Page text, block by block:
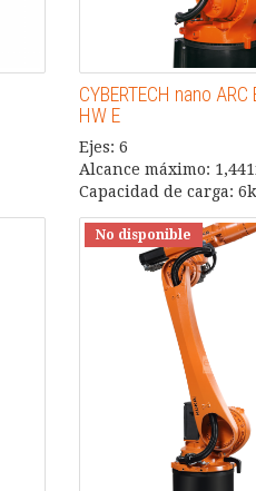
CYBERTECH nano
HW E
Ejes: 6
Alcance máximo:
Capacidad de carga:
No disponible